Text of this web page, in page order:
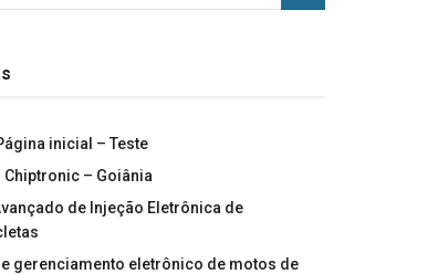
inicial – Teste
Chiptronic – Goiânia
de Injeção Eletrônica de
gerenciamento eletrônico de motos de